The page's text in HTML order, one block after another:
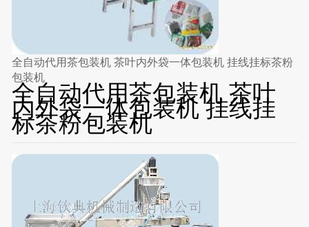
全自动代用茶包装机 茶叶内外袋一体包装机 挂线挂标茶粉
包装机
全自动代用茶包装机 茶叶
内外袋一体包装机 挂线挂
标茶粉包装机